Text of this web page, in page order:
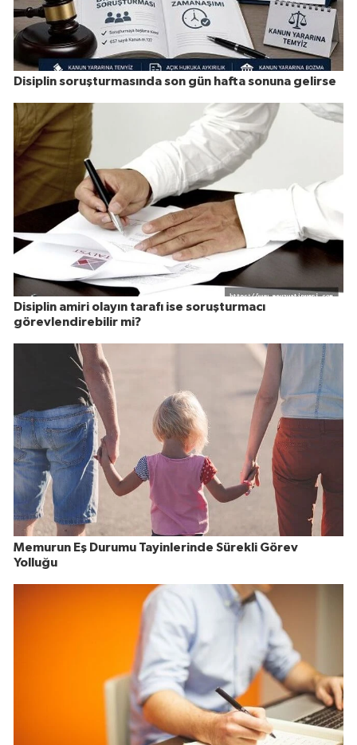
Disiplin soruşturmasında son gün hafta sonuna gelirse
Disiplin amiri olayın tarafı ise soruşturmacı
görevlendirebilir mi?
Memurun Eş Durumu Tayinlerinde Sürekli Görev
Yolluğu